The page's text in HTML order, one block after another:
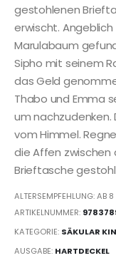
gestohlenen
erwischt.
Marulabaum
Sipho mit seinem
das Geld
Thabo und Emma
um
vom Himmel.
die Affen zwischen
Brieftasche
ALTERSEMPFEHLUNG: AB 8
ARTIKELNUMMER:
KATEGORIE: SÄKULAR
AUSGABE: HARTDECKEL